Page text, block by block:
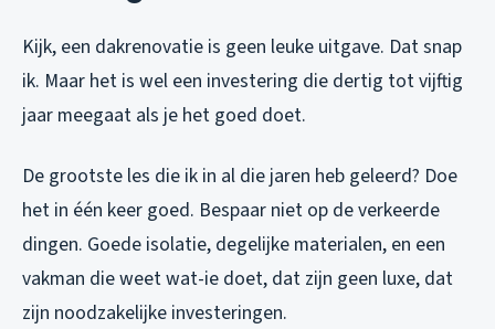
Kijk, een dakrenovatie is geen leuke uitgave. Dat snap
ik. Maar het is wel een investering die dertig tot vijftig
jaar meegaat als je het goed doet.
De grootste les die ik in al die jaren heb geleerd? Doe
het in één keer goed. Bespaar niet op de verkeerde
dingen. Goede isolatie, degelijke materialen, en een
vakman die weet wat-ie doet, dat zijn geen luxe, dat
zijn noodzakelijke investeringen.